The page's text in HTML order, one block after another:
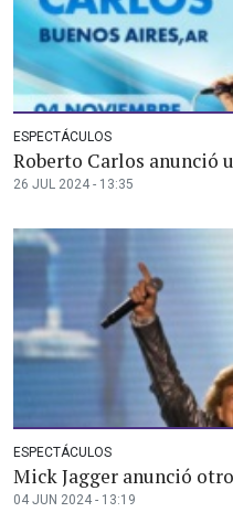
ESPECTÁCULOS
Roberto Carlos anunció
26 JUL 2024 - 13:35
ESPECTÁCULOS
Mick Jagger anunció
04 JUN 2024 - 13:19